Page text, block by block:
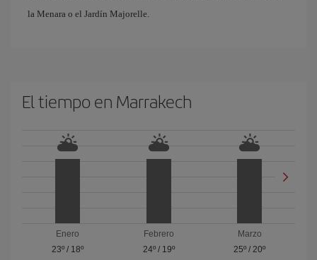
la Menara o el Jardín Majorelle.
El tiempo en Marrakech
Enero
23º/ 18º
Febrero
24º/ 19º
Marzo
25º /20º